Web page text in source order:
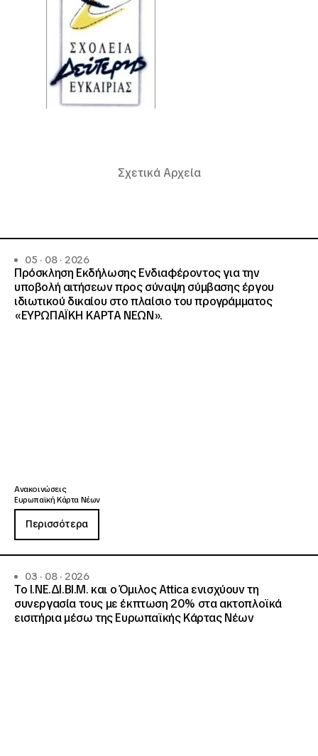
Σχετικά Αρχεία
05 · 08 · 2026
Πρόσκληση Εκδήλωσης Ενδιαφέροντος για την
υποβολή αιτήσεων προς σύναψη σύμβασης έργου
ιδιωτικού δικαίου στο πλαίσιο του προγράμματος
«ΕΥΡΩΠΑΪΚΗ ΚΑΡΤΑ ΝΕΩΝ».
Ανακοινώσεις
Ευρωπαϊκή Κάρτα Νέων
Περισσότερα
03 · 08 · 2026
Το Ι.ΝΕ.ΔΙ.ΒΙ.Μ. και o Όμιλος Attica ενισχύουν τη
συνεργασία τους με έκπτωση 20% στα ακτοπλοϊκά
εισιτήρια μέσω της Ευρωπαϊκής Κάρτας Νέων